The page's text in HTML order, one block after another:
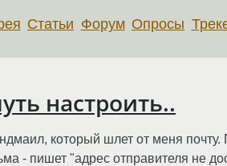
Статьи Форум Опросы
настроить..
который шлет от меня
- пишет "адрес отправителя не